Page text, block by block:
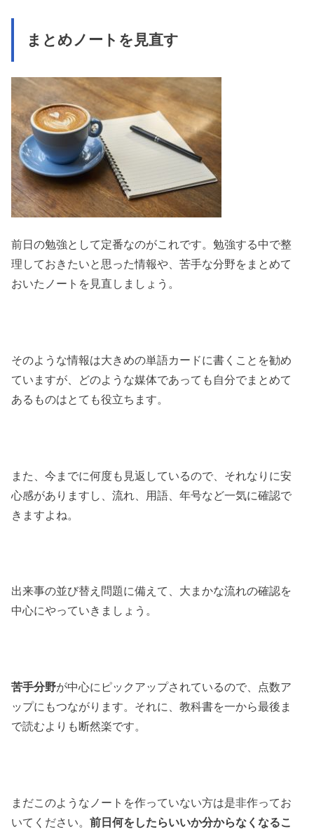
まとめノートを見直す
前日の勉強として定番なのがこれです。勉強する中で整
理しておきたいと思った情報や、苦手な分野をまとめて
おいたノートを見直しましょう。
そのような情報は大きめの単語カードに書くことを勧め
ていますが、どのような媒体であっても自分でまとめて
あるものはとても役立ちます。
また、今までに何度も見返しているので、それなりに安
心感がありますし、流れ、用語、年号など一気に確認で
きますよね。
出来事の並び替え問題に備えて、大まかな流れの確認を
中心にやっていきましょう。
苦手分野が中心にピックアップされているので、点数ア
ップにもつながります。それに、教科書を一から最後ま
で読むよりも断然楽です。
まだこのようなノートを作っていない方は是非作ってお
いてください。前日何をしたらいいか分からなくなるこ